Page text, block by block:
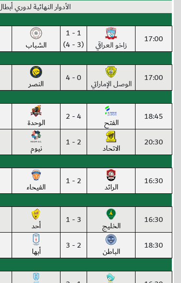
الأدوار النهائية لدوري أبطال آسيا للنخبة 2025 - 2026
17:00
زاخو العراقي
1 - 1
(3 - 4)
الشباب
17:00
الوصل الإماراتي 0 - 4 النصر
18:45
الفتح 4 - 2 الوحدة
20:30 الاتحاد 2 - 1 نيوم
16:30
الرائد 2 - 1 الفيحاء
16:30
الخليج 3 - 1 أحد
18:30 الباطن 2 - 3 أبها